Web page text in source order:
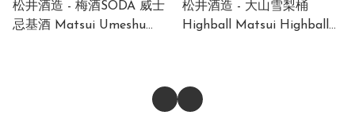
松井酒造 - 梅酒SODA 威士
忌基酒 Matsui Umeshu
松井酒造 - 大山雪梨桶
Highball Matsui Highball